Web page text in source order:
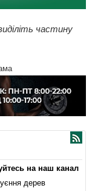
частину
на наш канал
дерев